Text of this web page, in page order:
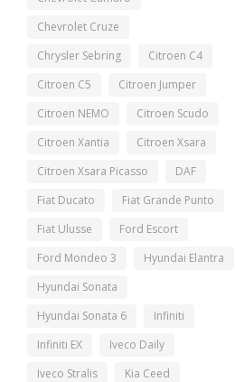
Chevrolet Cruze
Chrysler Sebring
Citroen C4
Citroen C5
Citroen Jumper
Citroen NEMO
Citroen Scudo
Citroen Xantia
Citroen Xsara
Citroen Xsara Picasso
DAF
Fiat Ducato
Fiat Grande Punto
Fiat Ulusse
Ford Escort
Ford Mondeo 3
Hyundai Elantra
Hyundai Sonata
Hyundai Sonata 6
Infiniti
Infiniti EX
Iveco Daily
Iveco Stralis
Kia Ceed